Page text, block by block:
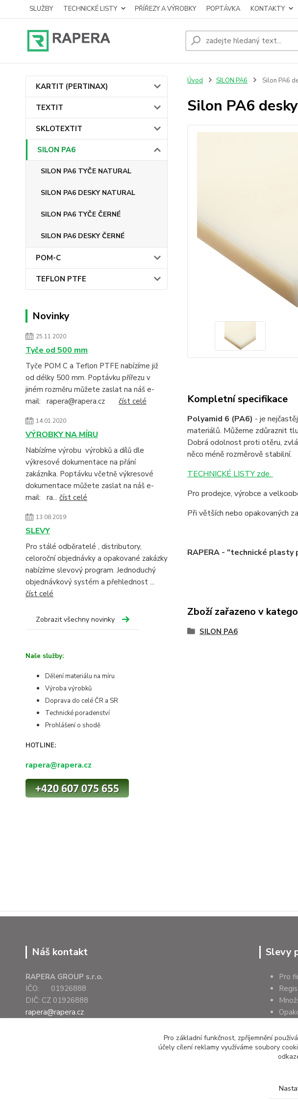
SLUŽBY TECHNICKÉ LISTY PŘÍŘEZY A VÝROBKY POPTÁVKA KONTAKTY
KARTIT (PERTINAX)
TEXTIT
SKLOTEXTIT
SILON PA6
SILON PA6 TYČE NATURAL
SILON PA6 DESKY NATURAL
SILON PA6 TYČE ČERNÉ
SILON PA6 DESKY ČERNÉ
POM-C
TEFLON PTFE
Novinky
25.11.2020
Tyče od 500 mm
Tyče POM C a Teflon PTFE nabízíme již
od délky 500 mm. Poptávku přířezu v
jiném rozměru můžete zaslat na náš e-
mail: rapera@rapera.cz číst celé
14.01.2020
VÝROBKY NA MÍRU
Nabízíme výrobu výrobků a dílů dle
výkresové dokumentace na přání
zakázníka. Poptávku včetně výkresové
dokumentace můžete zaslat na náš e-
mail: ra... číst celé
13.08.2019
SLEVY
Pro stálé odběratelé , distributory,
celoroční objednávky a opakované zakázky
nabízíme slevový program. Jednoduchý
objednávkový systém a přehlednost ...
číst celé
Zobrazit všechny novinky
Naše služby:
Dělení materiálu na míru
Výroba výrobků
Doprava do celé ČR a SR
Technické poradenství
Prohlášení o shodě
HOTLINE:
rapera@rapera.cz
Úvod SILON PA6 Silon PA6
Silon PA6
Kompletní specifikace
Polyamid 6 (PA6) - je
materiálů. Můžeme zdůraznit
Dobrá odolnost proti otěru,
něco méně rozměrově stabilní.
TECHNICKÉ LISTY zde.
Pro prodejce, výrobce a
Při větších nebo opakovaných
RAPERA - "technické plasty
Zboží zařazeno v
SILON PA6
Náš kontakt
RAPERA GROUP s.r.o.
IČO: 01926888
DIČ: CZ 01926888
rapera@rapera.cz
Slevy
Pro
Pro základní funkčnost, zpříjemnění
účely cílení reklamy využíváme soubory